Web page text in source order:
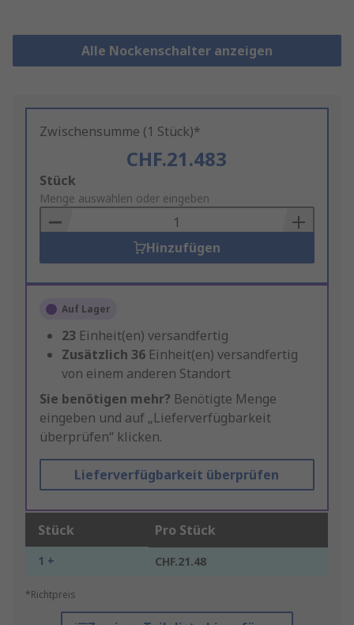
Alle Nockenschalter anzeigen
Zwischensumme (1 Stück)*
CHF.21.483
Add
to
Basket
Stück
Menge auswählen oder eingeben
Hinzufügen
Auf Lager
23 Einheit(en) versandfertig
Zusätzlich 36 Einheit(en) versandfertig
von einem anderen Standort
Sie benötigen mehr? Benötigte Menge
eingeben und auf „Lieferverfügbarkeit
überprüfen“ klicken.
Lieferverfügbarkeit überprüfen
Stück Pro Stück
1 + CHF.21.48
*Richtpreis